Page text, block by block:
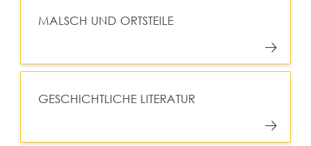
MALSCH UND ORTSTEILE
GESCHICHTLICHE LITERATUR